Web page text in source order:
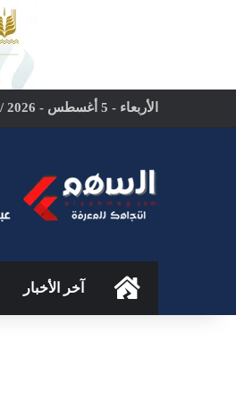
الأربعاء - 5 أغسطس - 2026 / 7:45 صباحًا
الرئيسيةآخر الأخبار